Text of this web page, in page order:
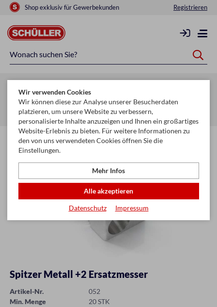
Shop exklusiv für Gewerbekunden Registrieren
Startseite Schule & Büro
Schreiben, Zeichnen & Korrigieren
Spitzer
Spitzer Metall +2 Ersatzmesser
Artikel-Nr.
052
Min. Menge
20 STK
Wir verwenden Cookies
Wir können diese zur Analyse unserer Besucherdaten
platzieren, um unsere Website zu verbessern,
personalisierte Inhalte anzuzeigen und Ihnen ein großartiges
Website-Erlebnis zu bieten. Für weitere Informationen zu
den von uns verwendeten Cookies öffnen Sie die
Einstellungen.
Mehr Infos
Alle akzeptieren
Datenschutz Impressum